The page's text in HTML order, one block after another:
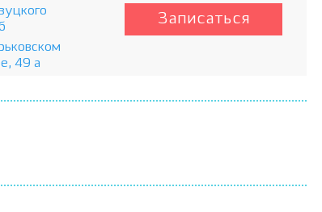
49 а
Записаться